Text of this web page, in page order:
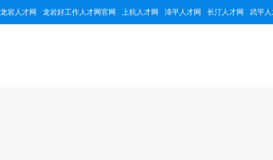
龙岩人才网 龙岩好工作人才网官网 上杭人才网 漳平人才网 长汀人才网 武平